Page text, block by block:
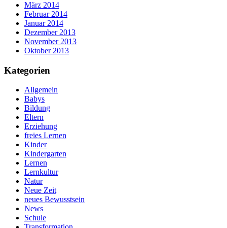
März 2014
Februar 2014
Januar 2014
Dezember 2013
November 2013
Oktober 2013
Kategorien
Allgemein
Babys
Bildung
Eltern
Erziehung
freies Lernen
Kinder
Kindergarten
Lernen
Lernkultur
Natur
Neue Zeit
neues Bewusstsein
News
Schule